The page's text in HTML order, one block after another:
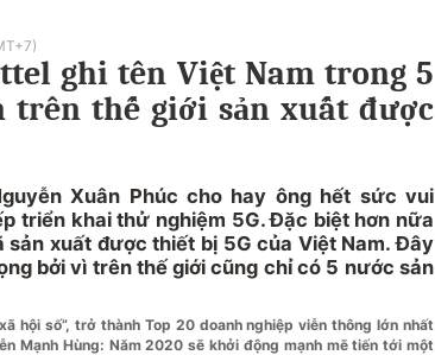
ghi tên Việt Nam trong 5
trên thế giới sản xuất được
Xuân Phúc cho hay ông hết sức vui
triển khai thử nghiệm 5G. Đặc biệt hơn nữa
sản xuất được thiết bị 5G của Việt Nam. Đây
bởi vì trên thế giới cũng chỉ có 5 nước sản
hội số”, trở thành Top 20 doanh nghiệp viễn thông lớn nhất
Mạnh Hùng: Năm 2020 sẽ khởi động mạnh mẽ tiến tới một